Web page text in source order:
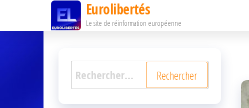
ce
Eurolibertés
Le site de réinformation européenne
Rechercher :